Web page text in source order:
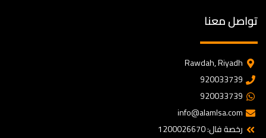
تواصل معنا
Rawdah, Riyadh
920033739
920033739
info@alamlsa.com
رخصة فال: 1200026670